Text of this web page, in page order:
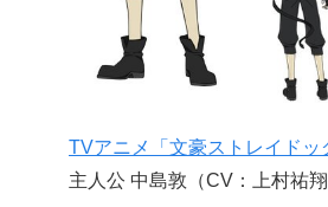
TVアニメ「文豪ストレイドッ
主人公 中島敦（CV：上村祐